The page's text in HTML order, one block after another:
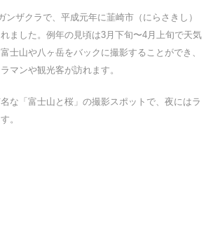
ンザクラで、平成元年に韮崎市（にらさきし）
ました。例年の見頃は3月下旬〜4月上旬で天気
士山や八ヶ岳をバックに撮影することができ、
マンや観光客が訪れます。
な「富士山と桜」の撮影スポットで、夜にはラ
。